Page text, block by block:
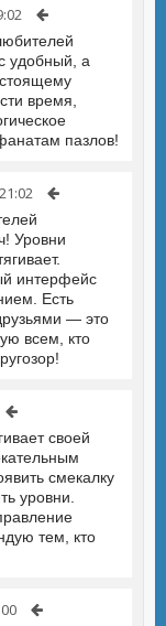
удобный, а
время,
пазлов!
Уровни
интерфейс
Есть
— это
всем, кто
своей
смекалку
уровни.
тем, кто